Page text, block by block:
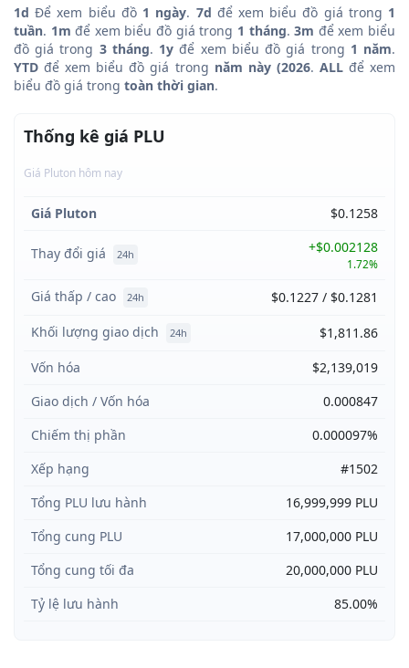
1d Để xem biểu đồ 1 ngày. 7d để xem biểu đồ giá trong 1
tuần. 1m để xem biểu đồ giá trong 1 tháng.3m để xem biểu
đồ giá trong 3 tháng. 1y để xem biểu đồ giá trong 1 năm.
YTD để xem biểu đồ giá trong năm này (2026. ALLđể xem
biểu đồ giá trong toàn thời gian.
Thống kê giá PLU
Giá Pluton hôm nay
Giá Pluton $0.1258
Thay đổi giá 24h +$0.002128
1.72%
Giá thấp / cao 24h
$0.1227 / $0.1281
Khối lượng giao dịch
24h
$1,811.86
Vốn hóa
$2,139,019
Giao dịch / Vốn hóa
0.000847
Chiếm thị phần
0.000097%
Xếp hạng
#1502
Tổng PLU lưu hành
16,999,999 PLU
Tổng cung PLU
17,000,000 PLU
Tổng cung tối đa
20,000,000 PLU
Tỷ lệ lưu hành
85.00%